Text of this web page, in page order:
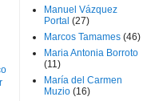
Manuel Vázquez
Portal (27)
Marcos Tamames (46)
Maria Antonia Borroto
(11)
María del Carmen
Muzio (16)